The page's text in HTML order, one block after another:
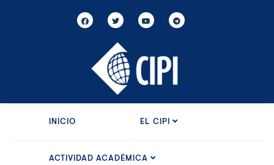
INICIO EL CIPI
ACTIVIDAD ACADÉMICA